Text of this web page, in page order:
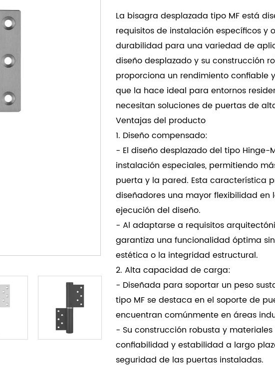
La bisagra desplazada tipo MF está
requisitos de instalación específicos y
durabilidad para una variedad de
diseño desplazado y su construcción
proporciona un rendimiento confiable
que la hace ideal para entornos
necesitan soluciones de puertas de
Ventajas del producto
1. Diseño compensado:
- El diseño desplazado del tipo Hinge-
instalación especiales, permitiendo
puerta y la pared. Esta característica
diseñadores una mayor flexibilidad
ejecución del diseño.
- Al adaptarse a requisitos
garantiza una funcionalidad óptima
estética o la integridad estructural.
2. Alta capacidad de carga:
- Diseñada para soportar un peso
tipo MF se destaca en el soporte de
encuentran comúnmente en áreas
- Su construcción robusta y
confiabilidad y estabilidad a largo
seguridad de las puertas instaladas.